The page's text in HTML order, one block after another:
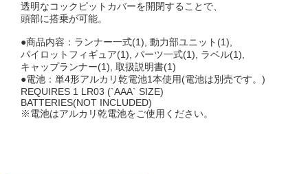
透明なコックピットカバーを開閉することで、
頭部に搭乗が可能。
●商品内容：ランナー一式(1), 動力部ユニット(1),
パイロットフィギュア(1), パーツ一式(1), ラベル(1),
キャップランナー(1), 取扱説明書(1)
●電池：単4形アルカリ乾電池1本使用(電池は別売です。)
REQUIRES 1 LR03 (`AAA` SIZE)
BATTERIES(NOT INCLUDED)
※電池はアルカリ乾電池をご使用ください。